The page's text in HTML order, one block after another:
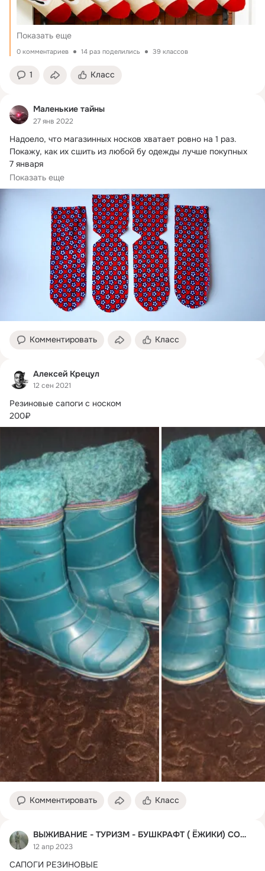
Показать еще
0 комментариев 14 раз поделились 39 классов
1 Класс
Маленькие тайны
27 янв 2022
Надоело, что магазинных носков хватает ровно на 1 раз.
Покажу, как их сшить из любой бу одежды лучше покупных
7 января
83 тыс. прочитали
Показать еще
Комментировать Класс
Алексей Крецул
12 сен 2021
Резиновые сапоги с носком
200₽
Комментировать Класс
ВЫЖИВАНИЕ - ТУРИЗМ - БУШКРАФТ ( ЁЖИКИ) СОВЕТЫ
12 апр 2023
САПОГИ РЕЗИНОВЫЕ